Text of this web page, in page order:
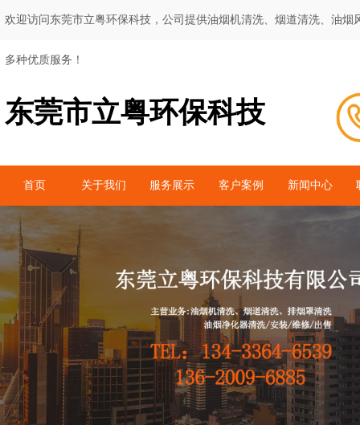
欢迎访问东莞市立粤环保科技，公司提供油烟机清洗、烟道清洗、油烟
多种优质服务！
东莞市立粤环保科技
首页 关于我们 服务展示 客户案例 新闻中心